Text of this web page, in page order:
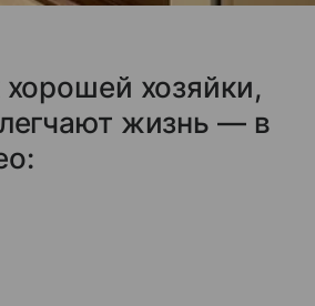
хозяйки,
жизнь — в